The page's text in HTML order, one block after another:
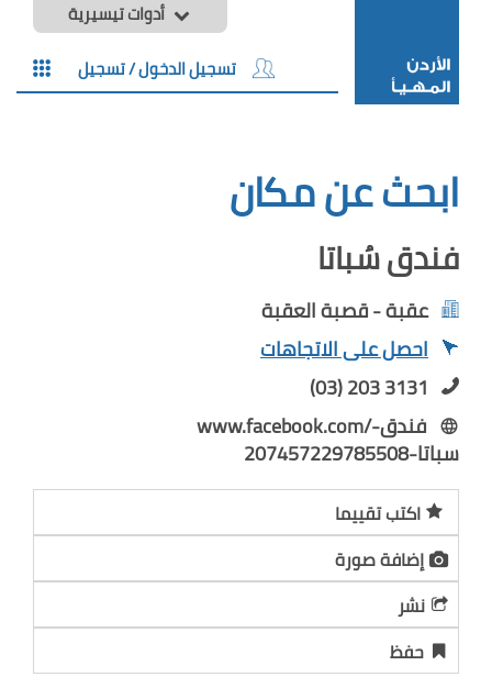
أدوات تيسيرية
تسجيل الدخول / تسجيل
ابحث عن مكان
فندق سُباتا
عقبة - قصبة العقبة
احصل على الاتجاهات
(03) 203 3131
www.facebook.com/فندق-
سباتا-207457229785508
اكتب تقييما
إضافة صورة
نشر
حفظ